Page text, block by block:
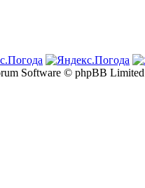
Software © phpBB Limited